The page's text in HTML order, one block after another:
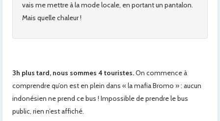
vais me mettre à la mode locale, en portant un pantalon.
Mais quelle chaleur !
3h plus tard, nous sommes 4 touristes.On commence à
comprendre qu’on est en plein dans « la mafia Bromo » : aucun
indonésien ne prend ce bus ! Impossible de prendre le bus
public, rien n’est affiché.